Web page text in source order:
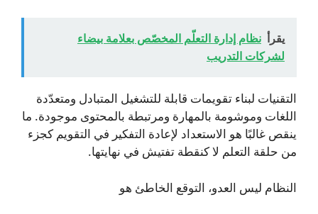
يقرأ نظام إدارة التعلّم المخصّص بعلامة بيضاء
لشركات التدريب
التقنيات لبناء تقويمات قابلة للتشغيل المتبادل ومتعدّدة
اللغات وموشومة بالمهارة ومرتبطة بالمحتوى موجودة. ما
ينقص غالبًا هو الاستعداد لإعادة التفكير في التقويم كجزء
من حلقة التعلم لا كنقطة تفتيش في نهايتها.
النظام ليس العدو، التوقع الخاطئ هو